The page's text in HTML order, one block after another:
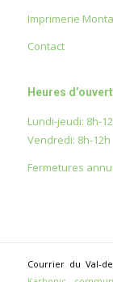
Imprimerie
Contact
Heures
Lundi-jeudi: 8h-
Vendredi: 8h-12h
Fermetures
Courrier du Val-